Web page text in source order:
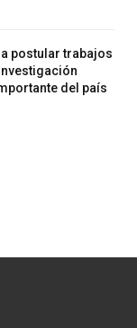
postular trabajos
del país